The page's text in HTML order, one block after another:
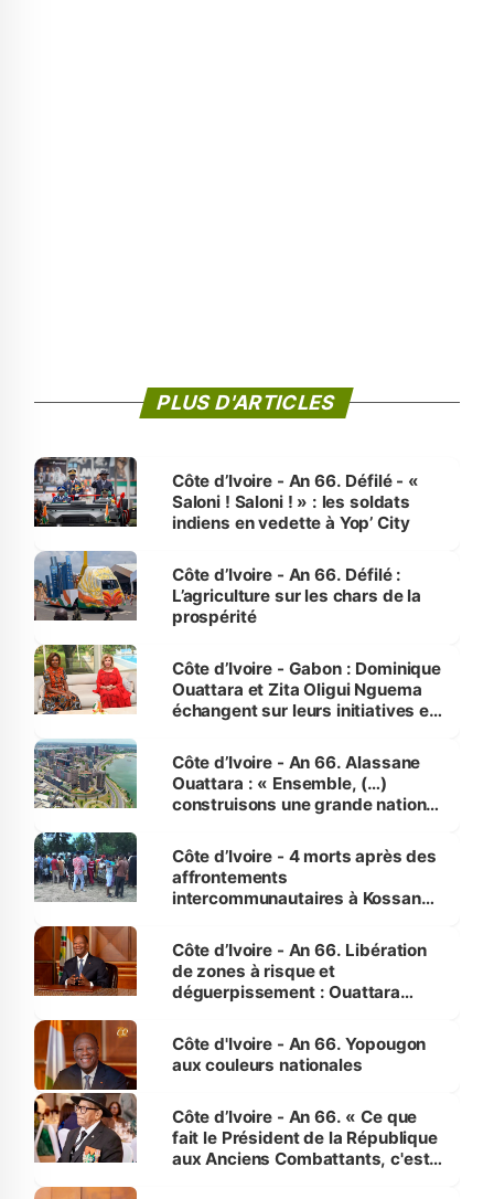
PLUS D'ARTICLES
Côte d’Ivoire - An 66. Défilé - «
Saloni ! Saloni ! » : les soldats
indiens en vedette à Yop’ City
Côte d’Ivoire - An 66. Défilé :
L’agriculture sur les chars de la
prospérité
Côte d’Ivoire - Gabon : Dominique
Ouattara et Zita Oligui Nguema
échangent sur leurs initiatives en
enfants
Côte d’Ivoire - An 66. Alassane
Ouattara : « Ensemble, (…)
construisons une grande nation
générations futures »
Côte d’Ivoire - 4 morts après des
affrontements
intercommunautaires à Kossandji
milieu des sinistrés
Côte d’Ivoire - An 66. Libération
de zones à risque et
déguerpissement : Ouattara
l'Etat de droit pour préserver les
vies humaines »
Côte d'Ivoire - An 66. Yopougon
aux couleurs nationales
Côte d’Ivoire - An 66. « Ce que
fait le Président de la République
aux Anciens Combattants, c'est